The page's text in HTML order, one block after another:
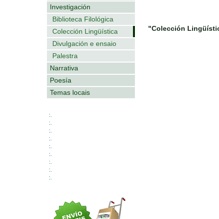
Investigación
Biblioteca Filológica
Colección Lingüística
Divulgación e ensaio
Palestra
Narrativa
Poesía
Temas locais
:.
:.
:.
:.
:.
:.
:.
:.
:.
"Colección